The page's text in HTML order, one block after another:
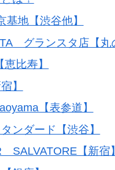
地【渋谷他】
グランスタ店【丸
比寿】
】
【表参道】
ンダード【渋谷】
SALVATORE【新宿】